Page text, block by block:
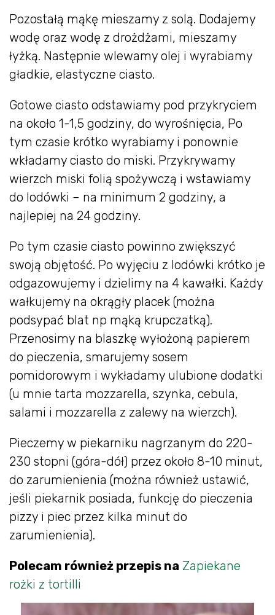
Pozostałą mąkę mieszamy z solą. Dodajemy
wodę oraz wodę z drożdżami, mieszamy
łyżką. Następnie wlewamy olej i wyrabiamy
gładkie, elastyczne ciasto.
Gotowe ciasto odstawiamy pod przykryciem
na około 1-1,5 godziny, do wyrośnięcia, Po
tym czasie krótko wyrabiamy i ponownie
wkładamy ciasto do miski. Przykrywamy
wierzch miski folią spożywczą i wstawiamy
do lodówki – na minimum 2 godziny, a
najlepiej na 24 godziny.
Po tym czasie ciasto powinno zwiększyć
swoją objętość. Po wyjęciu z lodówki krótko je
odgazowujemy i dzielimy na 4 kawałki. Każdy
wałkujemy na okrągły placek (można
podsypać blat np mąką krupczatką).
Przenosimy na blaszkę wyłożoną papierem
do pieczenia, smarujemy sosem
pomidorowym i wykładamy ulubione dodatki
(u mnie tarta mozzarella, szynka, cebula,
salami i mozzarella z zalewy na wierzch).
Pieczemy w piekarniku nagrzanym do 220-
230 stopni (góra-dół) przez około 8-10 minut,
do zarumienienia (można również ustawić,
jeśli piekarnik posiada, funkcję do pieczenia
pizzy i piec przez kilka minut do
zarumienienia).
Polecam również przepis na Zapiekane
rożki z tortilli